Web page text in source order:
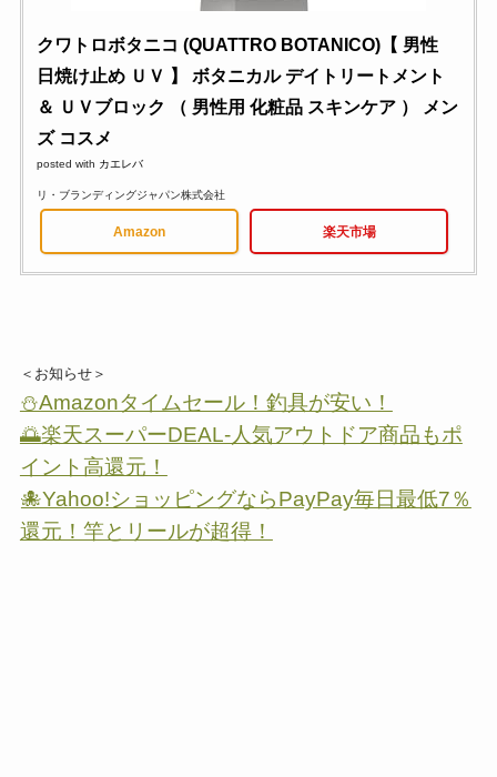
クワトロボタニコ (QUATTRO BOTANICO)【 男性
日焼け止め ＵＶ 】 ボタニカル デイトリートメント
＆ ＵＶブロック （ 男性用 化粧品 スキンケア ） メン
ズ コスメ
posted with カエレバ
リ・ブランディングジャパン株式会社
Amazon 楽天市場
＜お知らせ＞
⛄Amazonタイムセール！釣具が安い！
🌅楽天スーパーDEAL-人気アウトドア商品もポ
イント高還元！
🐙Yahoo!ショッピングならPayPay毎日最低7％
還元！竿とリールが超得！